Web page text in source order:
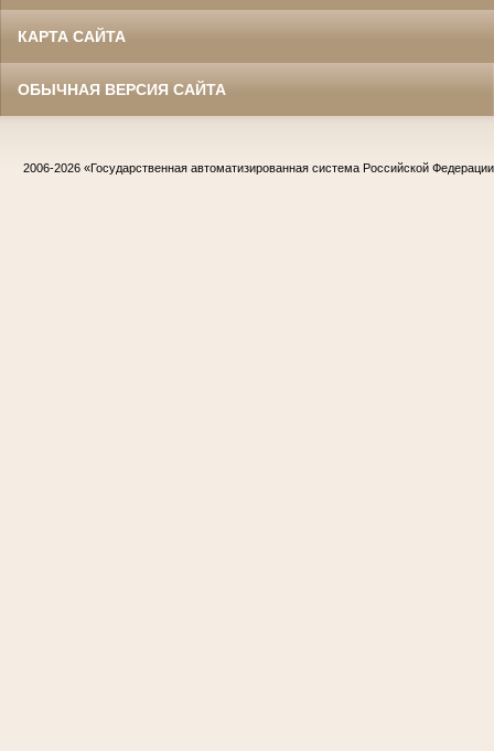
КАРТА САЙТА
ОБЫЧНАЯ ВЕРСИЯ САЙТА
2006-2026 «Государственная автоматизированная система Российской